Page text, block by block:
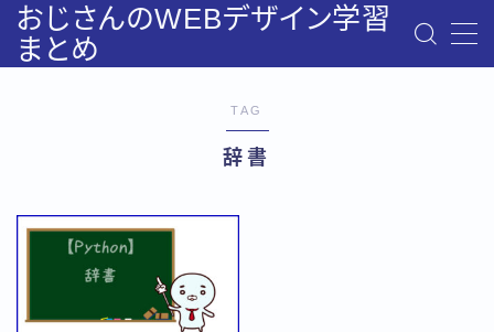
おじさんのWEBデザイン学習
まとめ
プライバシーポリシー
利用規約／特定商取引法に基づく表記
有料記事の決済完了ページ
TAG
辞書